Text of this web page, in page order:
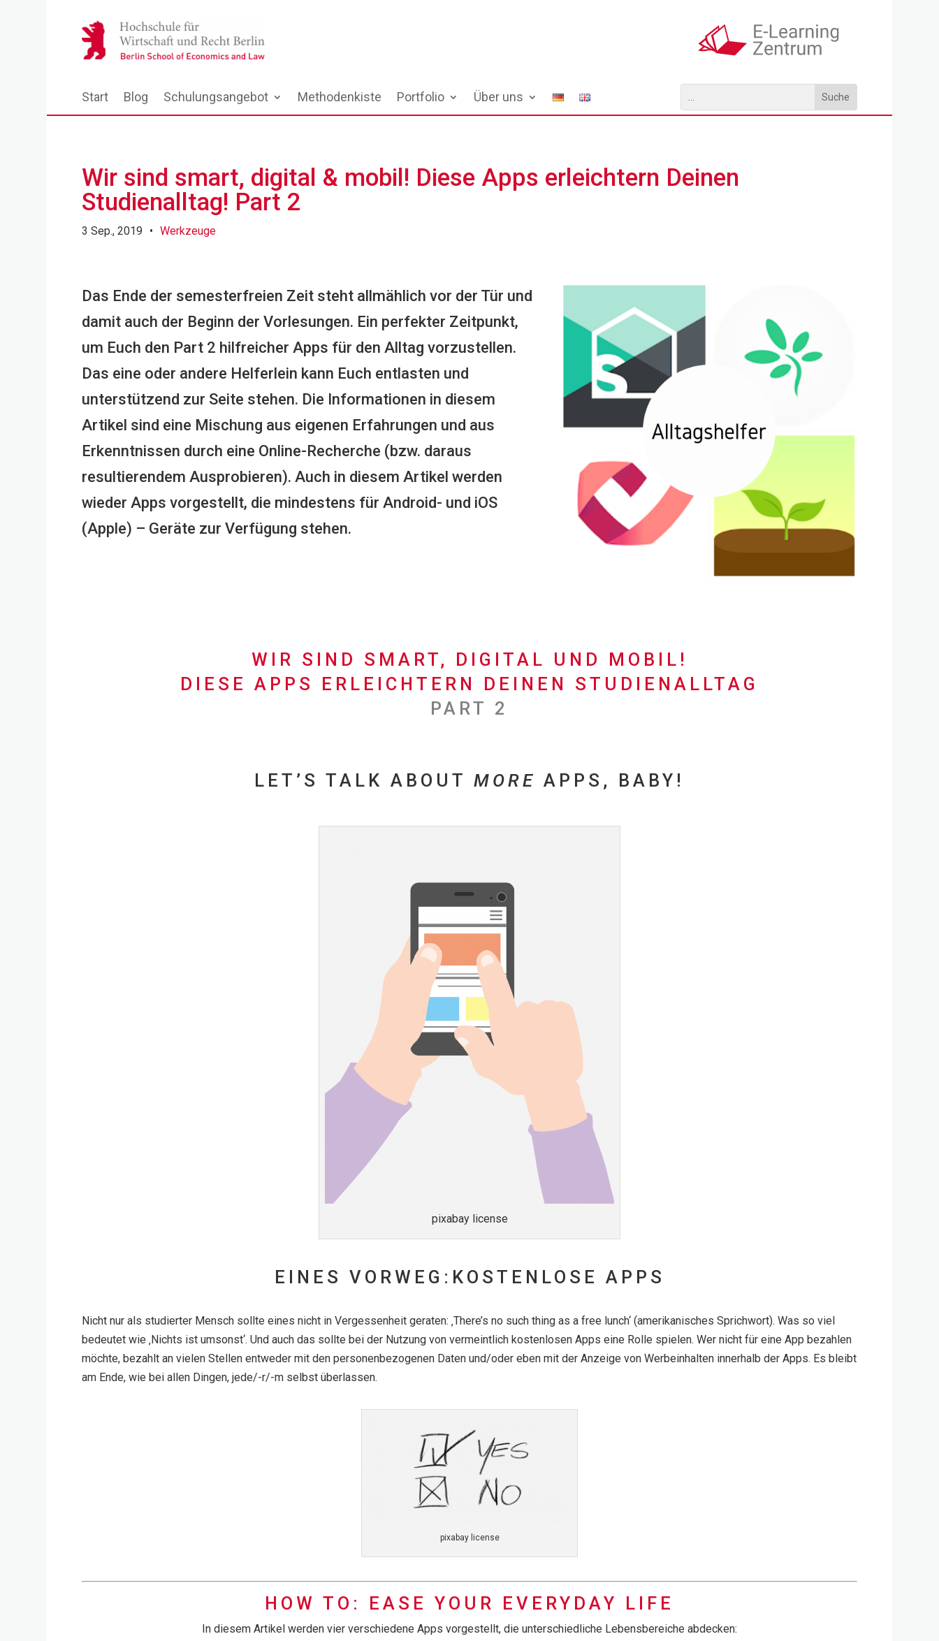
Start Blog Schulungsangebot Methodenkiste Portfolio Über uns
Wir sind smart, digital & mobil! Diese Apps erleichtern Deinen
Studienalltag! Part 2
3 Sep., 2019 • Werkzeuge
Das Ende der semesterfreien Zeit steht allmählich vor der Tür und
damit auch der Beginn der Vorlesungen. Ein perfekter Zeitpunkt,
um Euch den Part 2 hilfreicher Apps für den Alltag vorzustellen.
Das eine oder andere Helferlein kann Euch entlasten und
unterstützend zur Seite stehen. Die Informationen in diesem
Artikel sind eine Mischung aus eigenen Erfahrungen und aus
Erkenntnissen durch eine Online-Recherche (bzw. daraus
resultierendem Ausprobieren). Auch in diesem Artikel werden
wieder Apps vorgestellt, die mindestens für Android- und iOS
(Apple) – Geräte zur Verfügung stehen.
WIR SIND SMART, DIGITAL UND MOBIL!
DIESE APPS ERLEICHTERN DEINEN STUDIENALLTAG
PART 2
LET’S TALK ABOUT MORE APPS, BABY!
pixabay license
EINES VORWEG:KOSTENLOSE APPS
Nicht nur als studierter Mensch sollte eines nicht in Vergessenheit geraten: ‚There’s no such thing as a free lunch‘ (amerikanisches Sprichwort). Was so viel
bedeutet wie ‚Nichts ist umsonst‘. Und auch das sollte bei der Nutzung von vermeintlich kostenlosen Apps eine Rolle spielen. Wer nicht für eine App bezahlen
möchte, bezahlt an vielen Stellen entweder mit den personenbezogenen Daten und/oder eben mit der Anzeige von Werbeinhalten innerhalb der Apps. Es bleibt
am Ende, wie bei allen Dingen, jede/-r/-m selbst überlassen.
pixabay license
HOW TO: EASE YOUR EVERYDAY LIFE
In diesem Artikel werden vier verschiedene Apps vorgestellt, die unterschiedliche Lebensbereiche abdecken: